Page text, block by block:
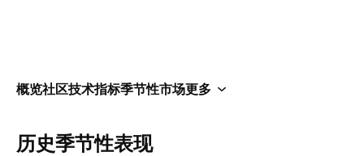
概览社区技术指标季节性市场更多
历史季节性表现